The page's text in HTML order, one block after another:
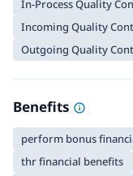
In-Process Quality
Incoming Quality
Outgoing Quality
Benefits
perform bonus
thr financial benefits